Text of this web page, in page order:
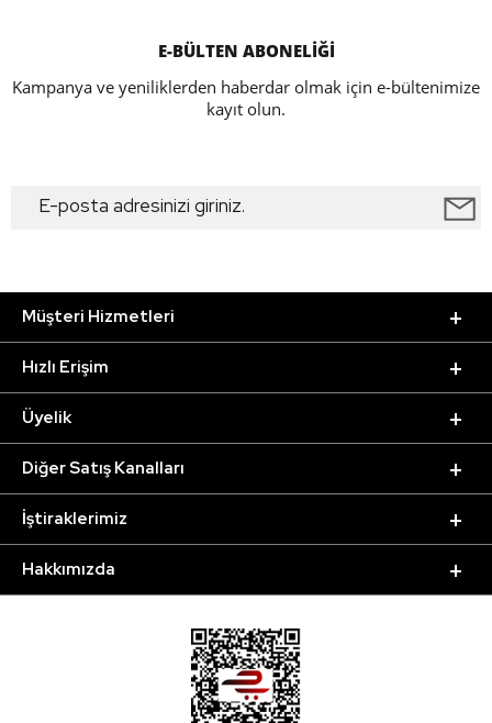
E-BÜLTEN ABONELİĞİ
Kampanya ve yeniliklerden haberdar olmak için e-bültenimize
kayıt olun.
Müşteri Hizmetleri
Hızlı Erişim
Üyelik
Diğer Satış Kanalları
İştiraklerimiz
Hakkımızda